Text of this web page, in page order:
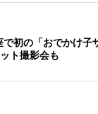
で初の「おでかけ
ト撮影会も